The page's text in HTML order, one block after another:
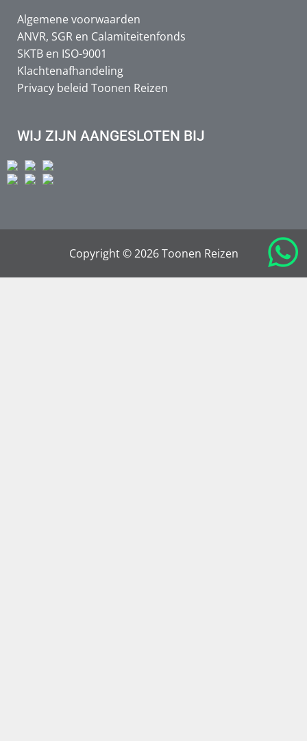
Algemene voorwaarden
ANVR, SGR en Calamiteitenfonds
SKTB en ISO-9001
Klachtenafhandeling
Privacy beleid Toonen Reizen
WIJ ZIJN AANGESLOTEN BIJ
Copyright © 2026 Toonen Reizen